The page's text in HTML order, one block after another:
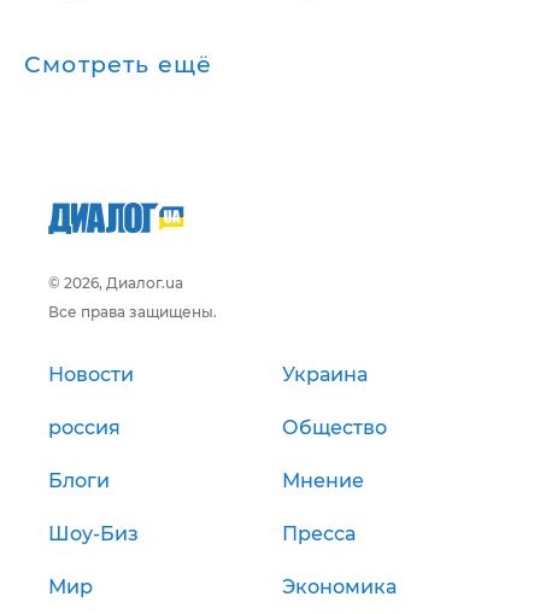
Смотреть ещё
© 2026, Диалог.ua
Все права защищены.
Новости Украина
россия Общество
Блоги Мнение
Шоу-Биз Пресса
Мир Экономика